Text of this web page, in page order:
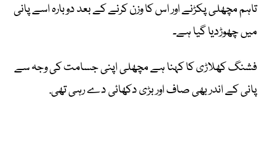
تاہم مچھلی پکڑنے اور اس کا وزن کرنے کے بعد دوبارہ اسے پانی
میں چھوڑدیا گیا ہے۔
فشنگ کھلاڑی کا کہنا ہے مچھلی اپنی جسامت کی وجہ سے
پانی کے اندر بھی صاف اور بڑی دکھائی دے رہی تھی.